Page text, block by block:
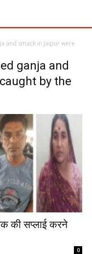
and smack in Jaipur were
ganja and
by the
की सप्लाई करने
0